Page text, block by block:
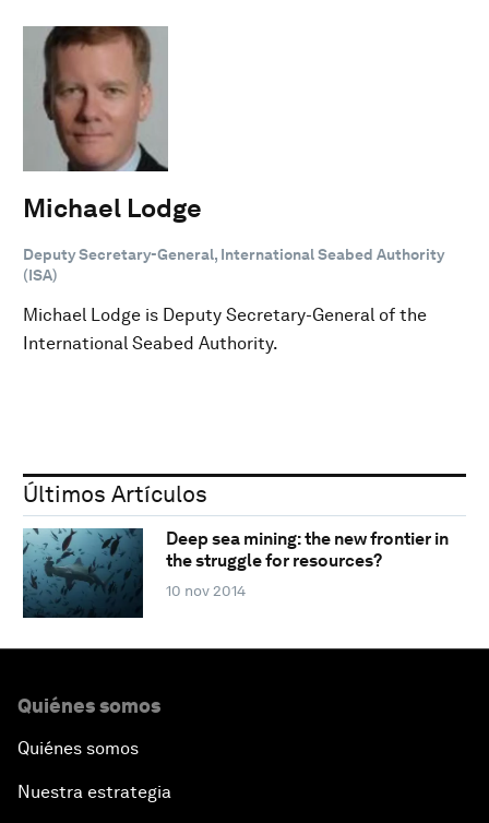
Michael Lodge
Deputy Secretary-General, International Seabed Authority
(ISA)
Michael Lodge is Deputy Secretary-General of the
International Seabed Authority.
Últimos Artículos
Deep sea mining: the new frontier in
the struggle for resources?
10 nov 2014
Quiénes somos
Quiénes somos
Nuestra estrategia